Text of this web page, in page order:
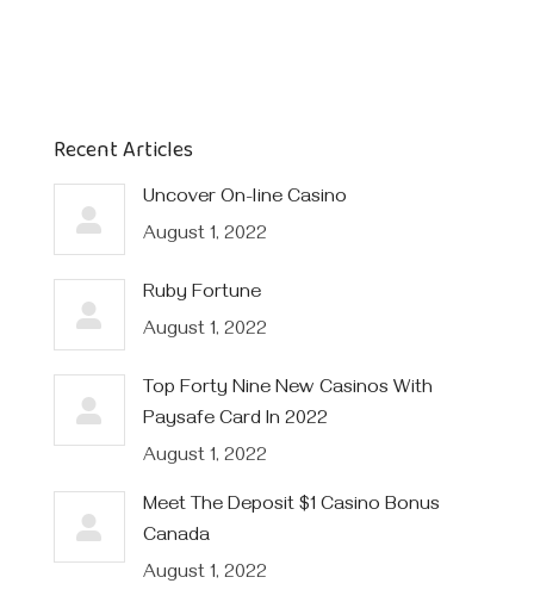
Recent Articles
Uncover On-line Casino
August 1, 2022
Ruby Fortune
August 1, 2022
Top Forty Nine New Casinos With
Paysafe Card In 2022
August 1, 2022
Meet The Deposit $1 Casino Bonus
Canada
August 1, 2022